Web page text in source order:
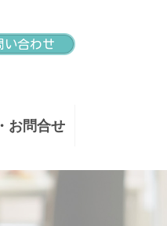
い合わせ
お問合せ